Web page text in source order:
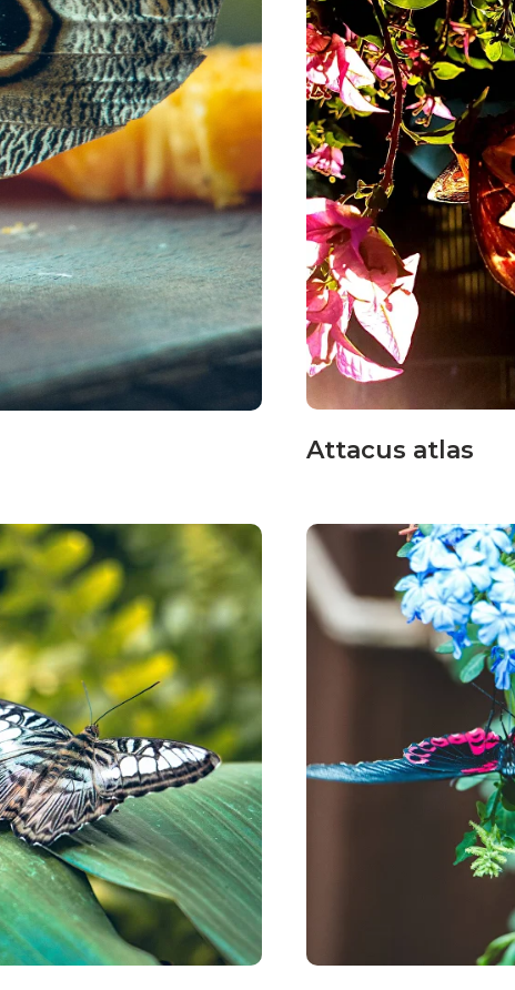
Attacus atlas